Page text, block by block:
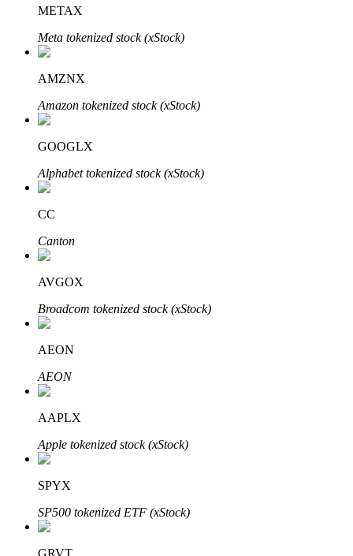
Automatyczna inwestycja
Zdobądź długoterminowy zysk i elastyczne zainteresowania
Naucz się stakingu
Dowiedz się, jak uzyskać dochód pasywny
Bitrue
Bitruści Partnerzy
METAX
Meta tokenized stock (xStock)
AMZNX
Amazon tokenized stock (xStock)
GOOGLX
Alphabet tokenized stock (xStock)
CC
Canton
AVGOX
Broadcom tokenized stock (xStock)
AEON
AEON
AAPLX
Apple tokenized stock (xStock)
SPYX
SP500 tokenized ETF (xStock)
GRVT